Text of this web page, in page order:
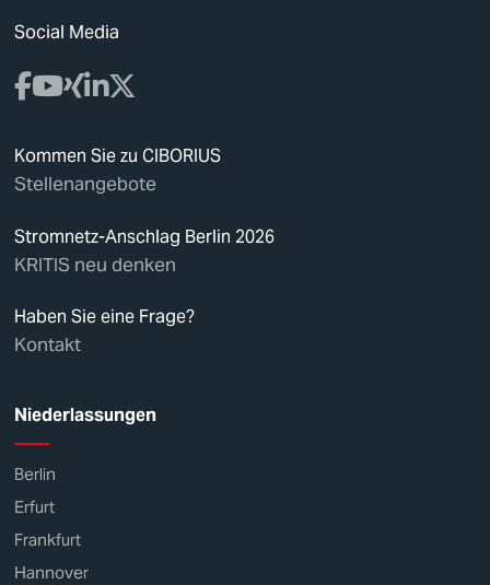
Social Media
Kommen Sie zu CIBORIUS
Stellenangebote
Stromnetz-Anschlag Berlin 2026
KRITIS neu denken
Haben Sie eine Frage?
Kontakt
Niederlassungen
Berlin
Erfurt
Frankfurt
Hannover